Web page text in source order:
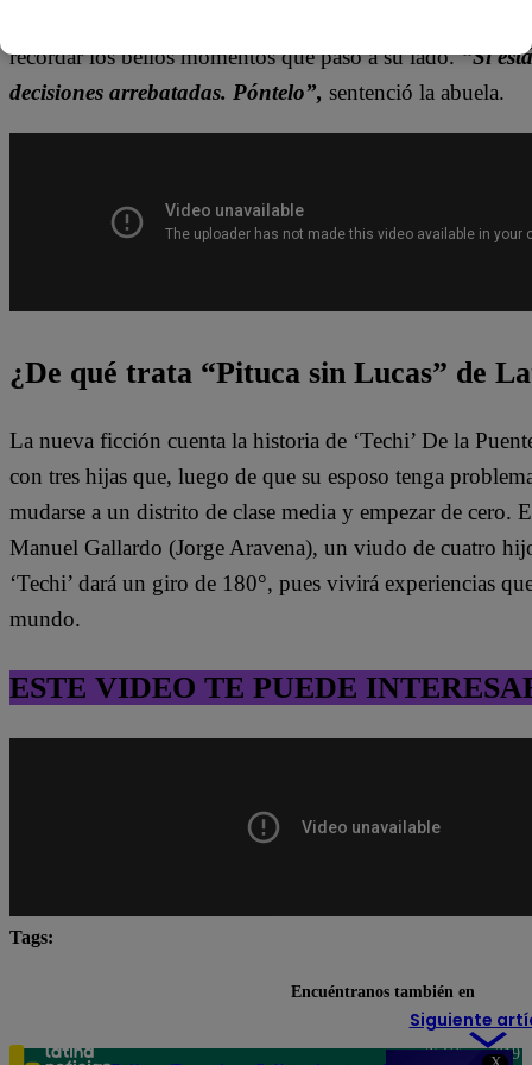
recordar los bellos momentos que pasó a su lado.“Si
decisiones arrebatadas. Póntelo”, sentenció la abuela.
¿De qué trata “Pituca sin Lucas” de
La nueva ficción cuenta la historia de ‘Techi’ De la
con tres hijas que, luego de que su esposo tenga
mudarse a un distrito de clase media y empezar de cero.
Manuel Gallardo (Jorge Aravena), un viudo de cuatro
‘Techi’ dará un giro de 180°, pues vivirá experiencias
mundo.
ESTE VIDEO TE PUEDE
Tags:
Siguiente
Encuéntranos también en
Teléfono: 219